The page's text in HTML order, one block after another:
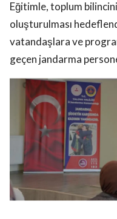
Eğitimle, toplum
oluşturulması
vatandaşlara ve
geçen jandarma